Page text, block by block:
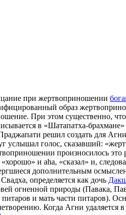
при жертвоприношении
образ
При этом существенно,
в «Шатапатха-
решил создать для
голос, сказавший:
произносилось это
и aha, «сказал» и,
дополнительным
определяется как дочь
огненной природы (Павака,
и мать части питаров).
Когда Агни удаляется в